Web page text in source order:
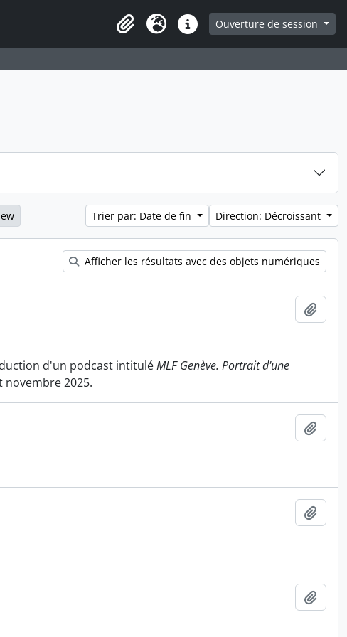
Presse-papier
LangueLiens rapidesOuverture de session
Trier par: Date de fin Direction: Décroissant
Afficher les résultats avec des objets numériques
d'un podcast intituléMLF Genève. Portrait d'une
novembre 2025.